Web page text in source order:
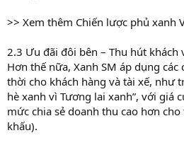
>> Xem thêm Chiến lược phủ xanh
2.3 Ưu đãi đôi bên – Thu hút khách
Hơn thế nữa, Xanh SM áp dụng
thời cho khách hàng và tài xế, như
hè xanh vì Tương lai xanh”, với giá
mức chia sẻ doanh thu cao hơn
khấu).